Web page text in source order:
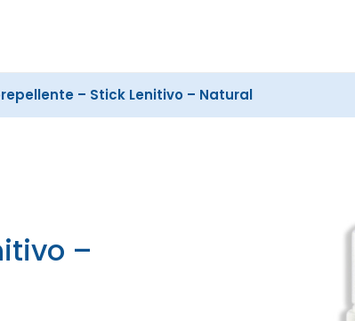
sito
– Stick Lenitivo – Natural